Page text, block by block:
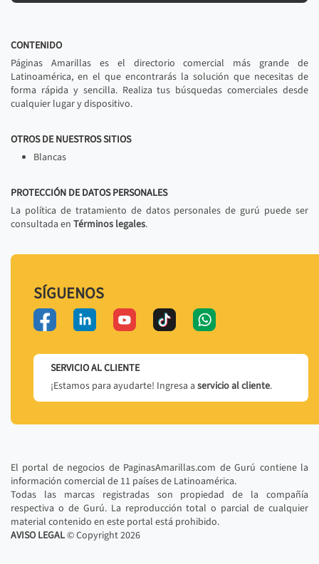
CONTENIDO
Páginas Amarillas es el directorio comercial más grande de
Latinoamérica, en el que encontrarás la solución que necesitas de
forma rápida y sencilla. Realiza tus búsquedas comerciales desde
cualquier lugar y dispositivo.
OTROS DE NUESTROS SITIOS
Blancas
PROTECCIÓN DE DATOS PERSONALES
La política de tratamiento de datos personales de gurú puede ser
consultada en Términos legales.
SÍGUENOS
SERVICIO AL CLIENTE
¡Estamos para ayudarte! Ingresa a servicio al cliente.
El portal de negocios de PaginasAmarillas.com de Gurú contiene la
información comercial de 11 países de Latinoamérica.
Todas las marcas registradas son propiedad de la compañía
respectiva o de Gurú. La reproducción total o parcial de cualquier
material contenido en este portal está prohibido.
AVISO LEGAL© Copyright2026